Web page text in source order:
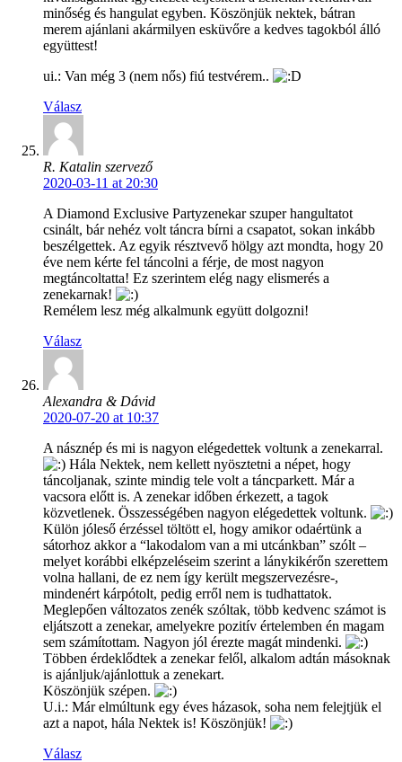
minőség és hangulat egyben. Köszönjük nektek, bátran
merem ajánlani akármilyen esküvőre a kedves tagokból álló
együttest!
ui.: Van még 3 (nem nős) fiú testvérem..
Válasz
R. Katalin szervező
2020-03-11 at 20:30
A Diamond Exclusive Partyzenekar szuper hangultatot
csinált, bár nehéz volt táncra bírni a csapatot, sokan inkább
beszélgettek. Az egyik résztvevő hölgy azt mondta, hogy 20
éve nem kérte fel táncolni a férje, de most nagyon
megtáncoltatta! Ez szerintem elég nagy elismerés a
zenekarnak!
Remélem lesz még alkalmunk együtt dolgozni!
Válasz
Alexandra & Dávid
2020-07-20 at 10:37
A násznép és mi is nagyon elégedettek voltunk a zenekarral.
Hála Nektek, nem kellett nyösztetni a népet, hogy
táncoljanak, szinte mindig tele volt a táncparkett. Már a
vacsora előtt is. A zenekar időben érkezett, a tagok
közvetlenek. Összességében nagyon elégedettek voltunk.
Külön jóleső érzéssel töltött el, hogy amikor odaértünk a
sátorhoz akkor a “lakodalom van a mi utcánkban” szólt –
melyet korábbi elképzeléseim szerint a lánykikérőn szerettem
volna hallani, de ez nem így került megszervezésre-,
mindenért kárpótolt, pedig erről nem is tudhattatok.
Meglepően változatos zenék szóltak, több kedvenc számot is
eljátszott a zenekar, amelyekre pozitív értelemben én magam
sem számítottam. Nagyon jól érezte magát mindenki.
Többen érdeklődtek a zenekar felől, alkalom adtán másoknak
is ajánljuk/ajánlottuk a zenekart.
Köszönjük szépen.
U.i.: Már elmúltunk egy éves házasok, soha nem felejtjük el
azt a napot, hála Nektek is! Köszönjük!
Válasz